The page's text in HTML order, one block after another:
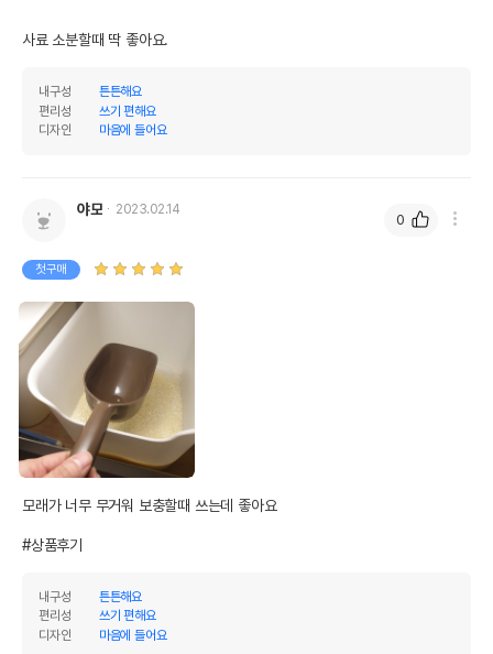
사료 소분할때 딱 좋아요.
내구성
튼튼해요
편리성
쓰기 편해요
디자인
마음에 들어요
야모 2023.02.14
첫구매
모래가 너무 무거워 보충할때 쓰는데 좋아요
#상품후기
내구성
튼튼해요
편리성
쓰기 편해요
디자인
마음에 들어요
0